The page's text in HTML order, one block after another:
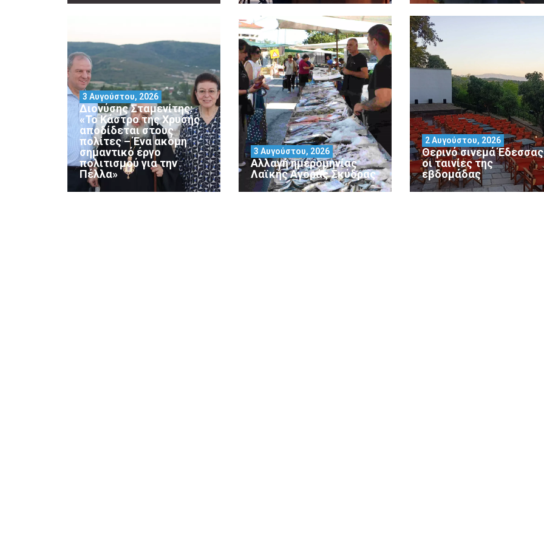
Διονύσης Σταμενίτης:
«Το Κάστρο της Χρυσής
αποδίδεται στους
πολίτες – Ένα ακόμη
σημαντικό έργο
πολιτισμού για την
Πέλλα»
3 Αυγούστου, 2026
Αλλαγή ημερομηνίας
Λαϊκής Αγοράς Σκύδρας
3 Αυγούστου, 2026
Θερινό σινεμά
οι ταινίες της
εβδομάδας
2 Αυγούστου, 2026